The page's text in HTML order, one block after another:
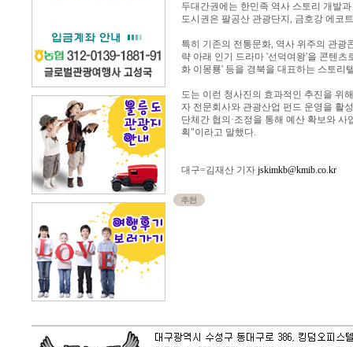
두대간권에는 한민족 역사 스토리 개발
도시권은 팔공산 관광단지, 금호강 에코
특히 기존의 전통문화, 역사 위주의 관광
략 아래 인기 드라마 '선덕여왕'을 콘텐
화 이몽룡' 등을 경북을 대표하는 스토리
도는 이런 청사진의 효과적인 추진을 위
자 전문회사와 관광산업 펀드 운영을 활
단체간 협의·조정을 통해 예산 확보와
획"이라고 말했다.
대구=김재산 기자 jskimkb@kmib.co.kr